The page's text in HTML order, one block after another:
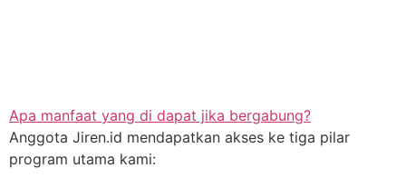
Apa manfaat yang di dapat jika bergabung?
Anggota Jiren.id mendapatkan akses ke tiga pilar
program utama kami: